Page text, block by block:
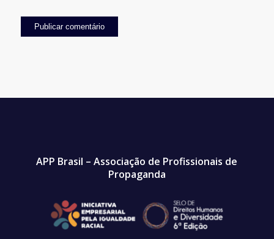
APP Brasil – Associação de Profissionais de
Propaganda